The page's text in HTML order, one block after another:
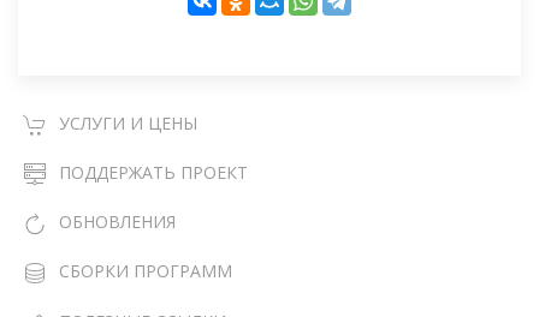
УСЛУГИ И ЦЕНЫ
ПОДДЕРЖАТЬ ПРОЕКТ
ОБНОВЛЕНИЯ
СБОРКИ ПРОГРАММ